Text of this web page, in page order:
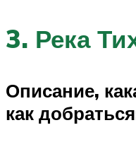
3. Река
Описание,
как